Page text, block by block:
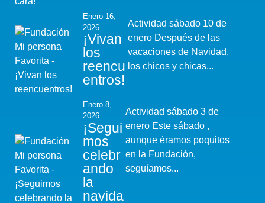
Enero 16,
2026
¡Vivan
los
reencu
entros!
Actividad sábado 10 de
enero Después de las
vacaciones de Navidad,
los chicos y chicas...
Enero 8,
2026
¡Segui
mos
celebr
ando
la
navida
Actividad sábado 3 de
enero Este sábado ,
aunque éramos poquitos
en la Fundación,
seguíamos...